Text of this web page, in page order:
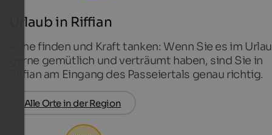
Urlaub in Riffian
Ruhe finden und Kraft tanken: Wenn Sie es im
gerne gemütlich und verträumt haben, sind Sie in
Riffian am Eingang des Passeiertals genau richtig.
Alle Orte in der Region